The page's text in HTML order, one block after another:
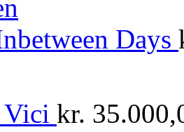
Days
Vici kr.